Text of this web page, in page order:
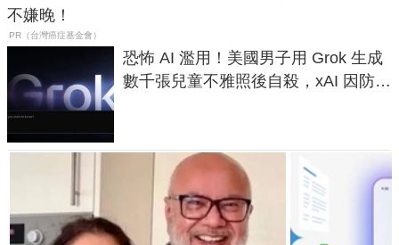
不嫌晚！
PR（台灣癌症基金會）
恐怖 AI 濫用！美國男子用 Grok 生成
數千張兒童不雅照後自殺，xAI 因防護